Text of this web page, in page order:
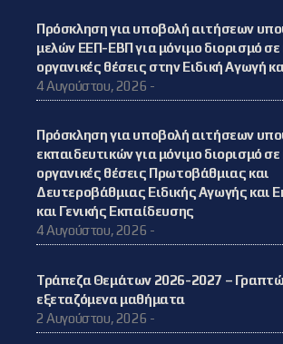
Πρόσκληση για υποβολή αιτήσεων
μελών ΕΕΠ-ΕΒΠ για μόνιμο διορισμό σε
οργανικές θέσεις στην Ειδική Αγωγή
4 Αυγούστου, 2026 -
Πρόσκληση για υποβολή αιτήσεων
εκπαιδευτικών για μόνιμο διορισμό σε
οργανικές θέσεις Πρωτοβάθμιας και
Δευτεροβάθμιας Ειδικής Αγωγής και
και Γενικής Εκπαίδευσης
4 Αυγούστου, 2026 -
Τράπεζα Θεμάτων 2026-2027 –
εξεταζόμενα μαθήματα
2 Αυγούστου, 2026 -